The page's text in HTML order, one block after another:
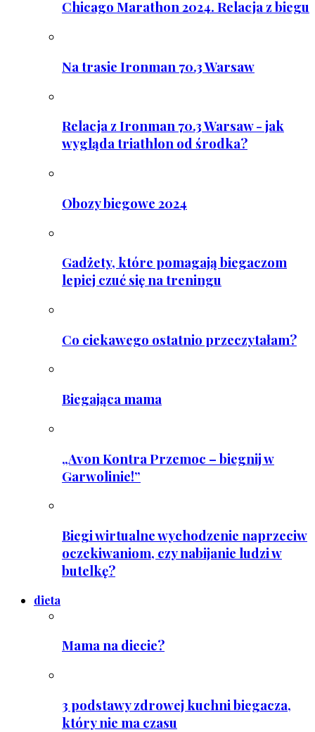
Chicago Marathon 2024. Relacja z biegu
Na trasie Ironman 70.3 Warsaw
Relacja z Ironman 70.3 Warsaw - jak
wygląda triathlon od środka?
Obozy biegowe 2024
Gadżety, które pomagają biegaczom
lepiej czuć się na treningu
Co ciekawego ostatnio przeczytałam?
Biegająca mama
„Avon Kontra Przemoc – biegnij w
Garwolinie!”
Biegi wirtualne wychodzenie naprzeciw
oczekiwaniom, czy nabijanie ludzi w
butelkę?
dieta
Mama na diecie?
3 podstawy zdrowej kuchni biegacza,
który nie ma czasu